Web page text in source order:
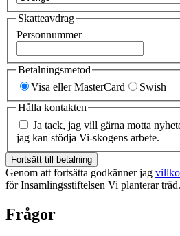
Skatteavdrag
Personnummer
Betalningsmetod
Visa eller MasterCard
Swish
Hålla kontakten
Ja tack, jag vill gärna motta
jag kan stödja Vi-skogens arbete.
Fortsätt till betalning
Genom att fortsätta godkänner jag
för Insamlingsstiftelsen Vi planterar träd.
Frågor